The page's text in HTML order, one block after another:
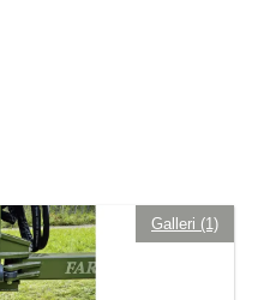
Galleri (1)